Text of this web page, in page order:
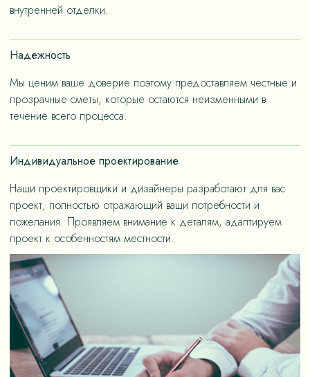
членов семьи.
– не только эстетичные, но и долговечные, как за
счет дизайнерских решений, ориентированных на
«медленную моду».
внутренней отделки.
Надежность
Мы ценим ваше доверие поэтому предоставляем честные и
прозрачные сметы, которые остаются неизменными в
течение всего процесса.
Индивидуальное проектирование
Наши проектировщики и дизайнеры разработают для вас
проект, полностью отражающий ваши потребности и
пожелания. Проявляем внимание к деталям, адаптируем
проект к особенностям местности.